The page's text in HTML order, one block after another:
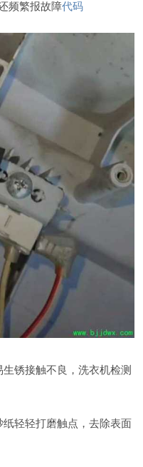
频繁报故障代码
锈接触不良，洗衣机检测
轻轻打磨触点，去除表面